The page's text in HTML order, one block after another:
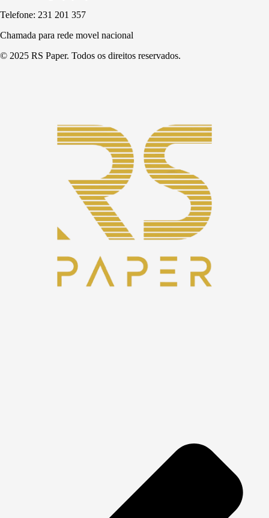
Telefone: 231 201 357
Chamada para rede movel nacional
© 2025 RS Paper. Todos os direitos reservados.